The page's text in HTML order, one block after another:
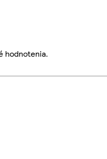
hodnotenia.